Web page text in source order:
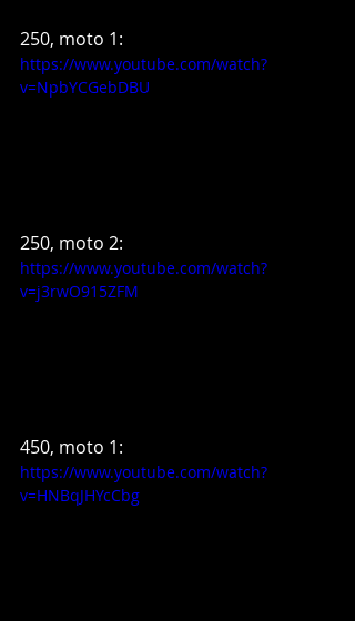
250, moto 1:
https://www.youtube.com/watch?
v=NpbYCGebDBU
250, moto 2:
https://www.youtube.com/watch?
v=j3rwO915ZFM
450, moto 1:
https://www.youtube.com/watch?
v=HNBqJHYcCbg